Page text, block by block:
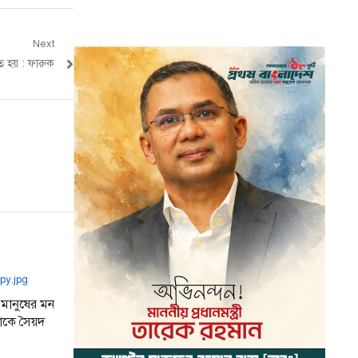
Next
হয় : ফারুক
মন
সৈয়দ